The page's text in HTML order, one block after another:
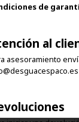
de
al
asesoramiento